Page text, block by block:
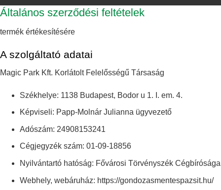
Általános szerződési feltételek
termék értékesítésére
A szolgáltató adatai
Magic Park Kft. Korlátolt Felelősségű Társaság
Székhelye: 1138 Budapest, Bodor u 1. I. em. 4.
Képviseli: Papp-Molnár Julianna ügyvezető
Adószám: 24908153241
Cégjegyzék szám: 01-09-18856
Nyilvántartó hatóság: Fővárosi Törvényszék Cégbírósága
Webhely, webáruház: https://gondozasmentespazsit.hu/